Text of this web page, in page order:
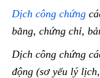
Dịch công chứng
bằng, chứng chỉ,
Dịch công chứng
động (sơ yếu lý